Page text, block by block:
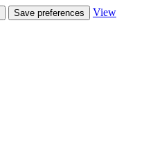
Save preferences
View